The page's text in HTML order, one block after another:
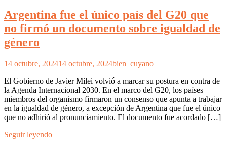
Argentina fue el único país del G20 que
no firmó un documento sobre igualdad de
género
14 octubre, 202414 octubre, 2024bien_cuyano
El Gobierno de Javier Milei volvió a marcar su postura en contra de
la Agenda Internacional 2030. En el marco del G20, los países
miembros del organismo firmaron un consenso que apunta a trabajar
en la igualdad de género, a excepción de Argentina que fue el único
que no adhirió al pronunciamiento. El documento fue acordado […]
Seguir leyendo